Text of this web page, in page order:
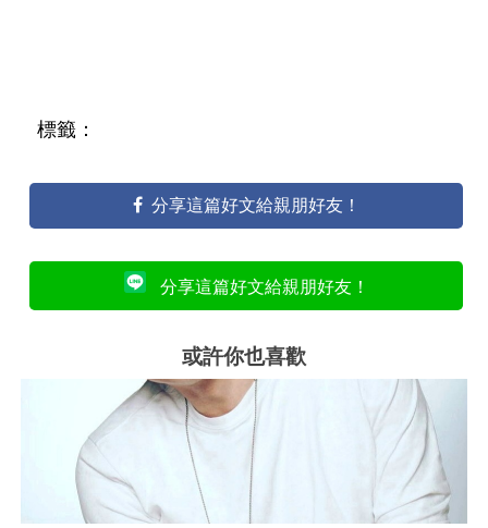
標籤：
分享這篇好文給親朋好友！
分享這篇好文給親朋好友！
或許你也喜歡